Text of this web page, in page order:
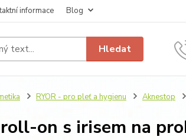
informace Blog
Hledat
RYOR - pro pleť a hygienu Aknestop
on s irisem na